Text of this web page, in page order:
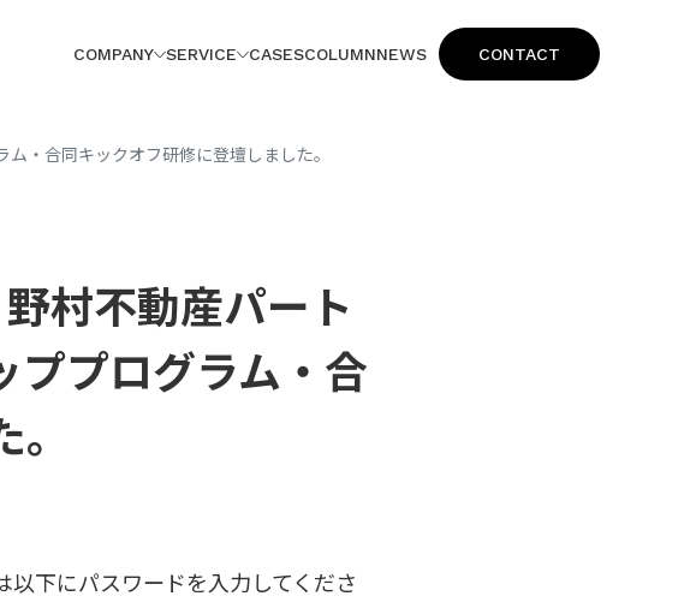
COMPANY SERVICE CASESCOLUMNNEWS CONTACT
・合同キックオフ研修に登壇しました。
村不動産パート
ププログラム・合
下にパスワードを入力してくださ